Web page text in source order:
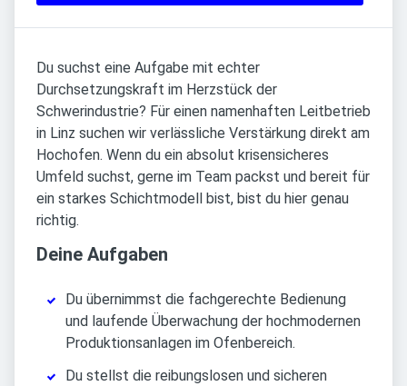
Du suchst eine Aufgabe mit echter
Durchsetzungskraft im Herzstück der
Schwerindustrie? Für einen namenhaften Leitbetrieb
in Linz suchen wir verlässliche Verstärkung direkt am
Hochofen. Wenn du ein absolut krisensicheres
Umfeld suchst, gerne im Team packst und bereit für
ein starkes Schichtmodell bist, bist du hier genau
richtig.
Deine Aufgaben
Du übernimmst die fachgerechte Bedienung
und laufende Überwachung der hochmodernen
Produktionsanlagen im Ofenbereich.
Du stellst die reibungslosen und sicheren